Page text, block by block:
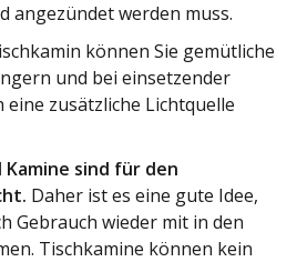
angezündet werden muss.
können Sie gemütliche
und bei einsetzender
zusätzliche Lichtquelle
sind für den
Daher ist es eine gute Idee,
Gebrauch wieder mit in den
Tischkamine können kein